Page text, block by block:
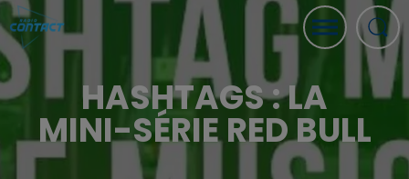
HASHTAGS : LA
MINI-SÉRIE RED BULL